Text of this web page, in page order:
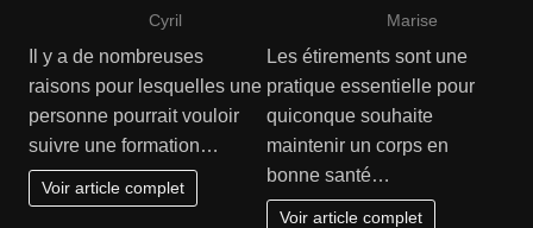
Cyril
Il y a de nombreuses
raisons pour lesquelles une
personne pourrait vouloir
suivre une formation…
Voir article complet
Marise
Les étirements sont une
pratique essentielle pour
quiconque souhaite
maintenir un corps en
bonne santé…
Voir article complet